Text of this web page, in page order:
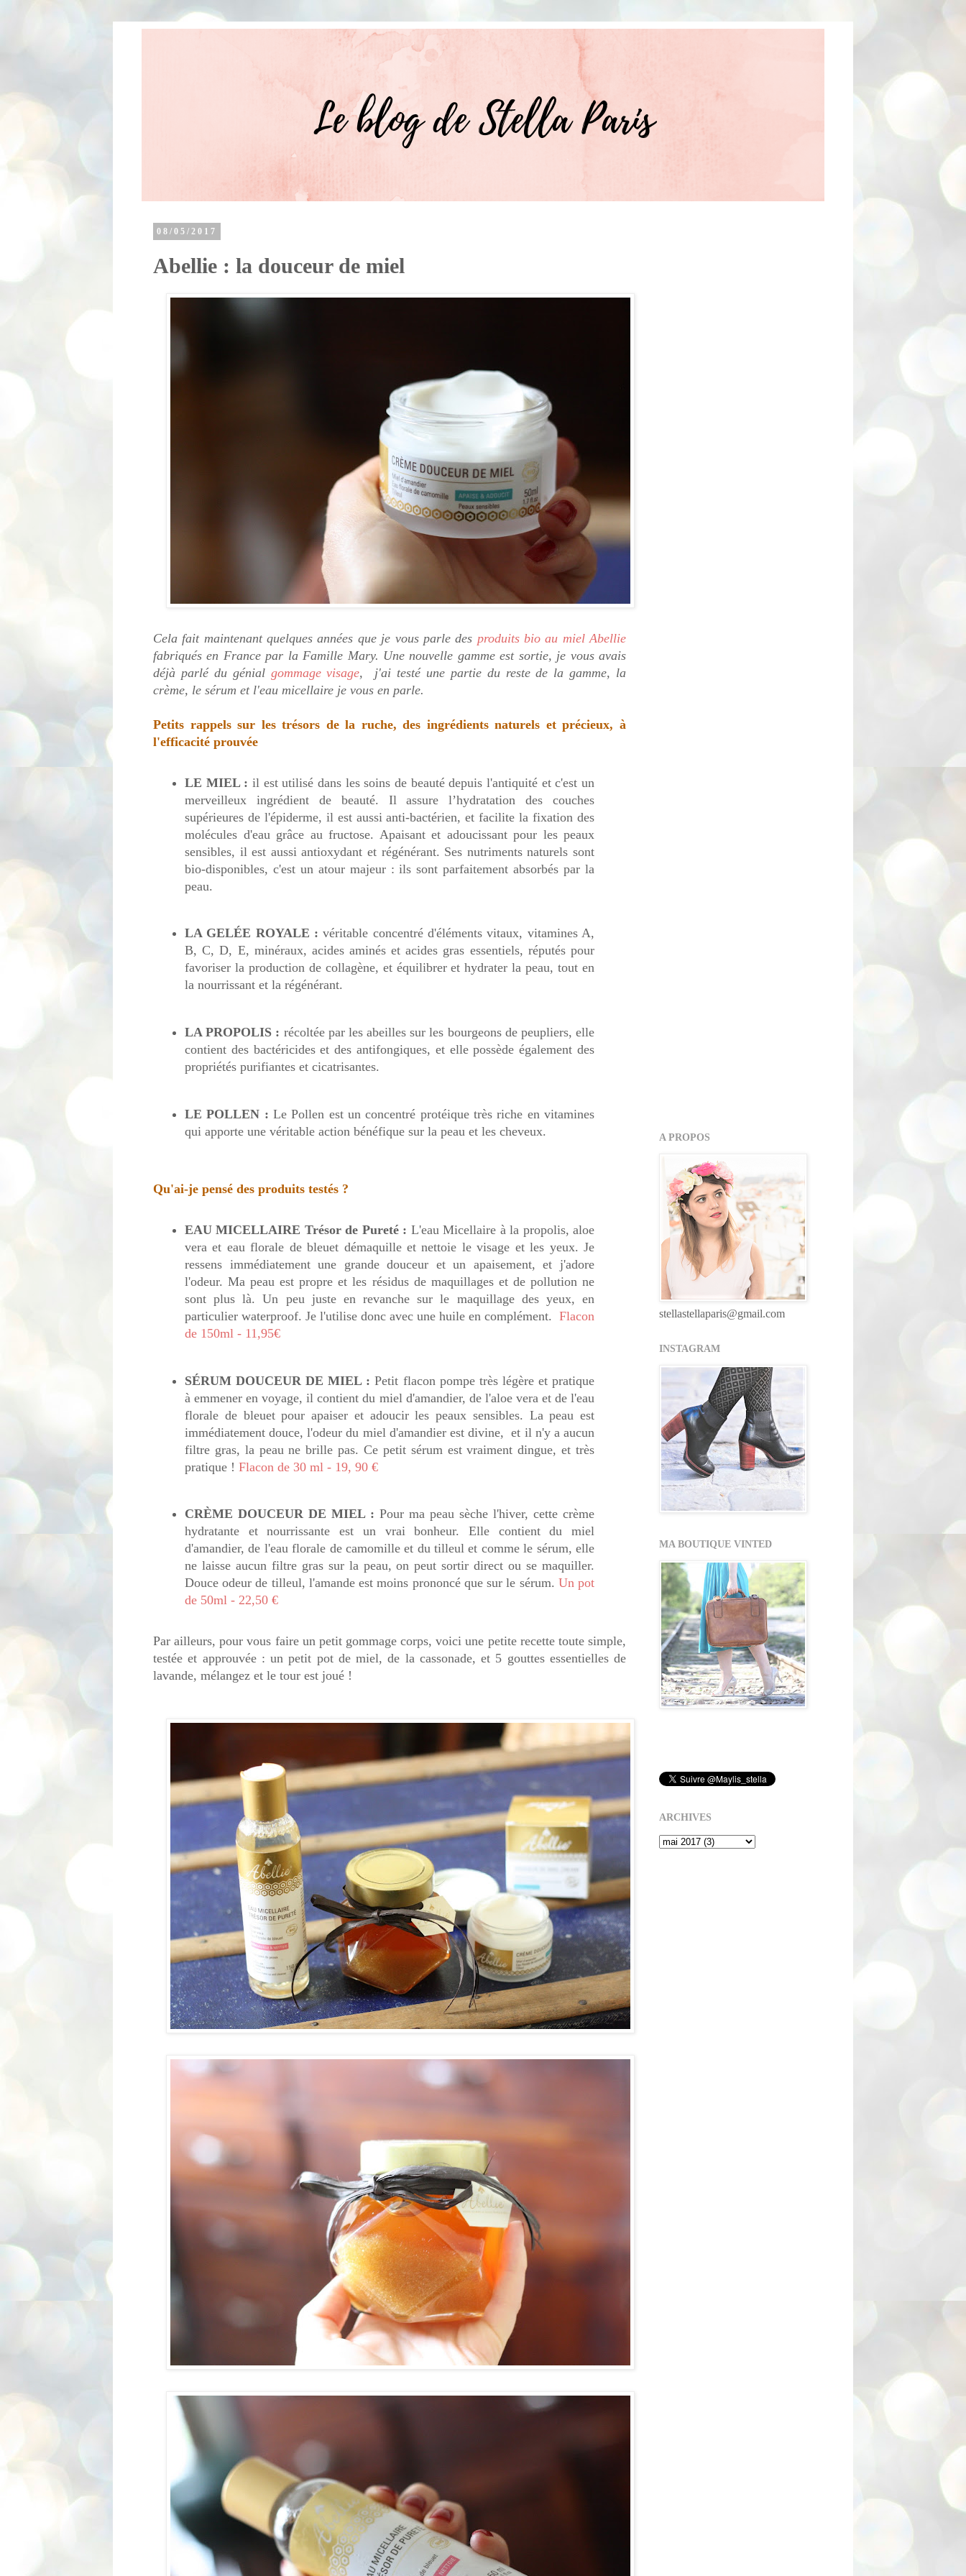
08/05/2017
Abellie : la douceur de miel
Cela fait maintenant quelques années que je vous parle des produits bio au miel Abellie
fabriqués en France par la Famille Mary. Une nouvelle gamme est sortie, je vous avais
déjà parlé du génial gommage visage, j'ai testé une partie du reste de la gamme, la
crème, le sérum et l'eau micellaire je vous en parle.
Petits rappels sur les trésors de la ruche, des ingrédients naturels et précieux, à
l'efficacité prouvée
LE MIEL : il est utilisé dans les soins de beauté depuis l'antiquité et c'est un
merveilleux ingrédient de beauté. Il assure l’hydratation des couches
supérieures de l'épiderme, il est aussi anti-bactérien, et facilite la fixation des
molécules d'eau grâce au fructose. Apaisant et adoucissant pour les peaux
sensibles, il est aussi antioxydant et régénérant. Ses nutriments naturels sont
bio-disponibles, c'est un atour majeur : ils sont parfaitement absorbés par la
peau.
LA GELÉE ROYALE : véritable concentré d'éléments vitaux, vitamines A,
B, C, D, E, minéraux, acides aminés et acides gras essentiels, réputés pour
favoriser la production de collagène, et équilibrer et hydrater la peau, tout en
la nourrissant et la régénérant.
LA PROPOLIS : récoltée par les abeilles sur les bourgeons de peupliers, elle
contient des bactéricides et des antifongiques, et elle possède également des
propriétés purifiantes et cicatrisantes.
LE POLLEN : Le Pollen est un concentré protéique très riche en vitamines
qui apporte une véritable action bénéfique sur la peau et les cheveux.
Qu'ai-je pensé des produits testés ?
EAU MICELLAIRE Trésor de Pureté : L'eau Micellaire à la propolis, aloe
vera et eau florale de bleuet démaquille et nettoie le visage et les yeux. Je
ressens immédiatement une grande douceur et un apaisement, et j'adore
l'odeur. Ma peau est propre et les résidus de maquillages et de pollution ne
sont plus là. Un peu juste en revanche sur le maquillage des yeux, en
particulier waterproof. Je l'utilise donc avec une huile en complément. Flacon
de 150ml - 11,95€
SÉRUM DOUCEUR DE MIEL : Petit flacon pompe très légère et pratique
à emmener en voyage, il contient du miel d'amandier, de l'aloe vera et de l'eau
florale de bleuet pour apaiser et adoucir les peaux sensibles. La peau est
immédiatement douce, l'odeur du miel d'amandier est divine, et il n'y a aucun
filtre gras, la peau ne brille pas. Ce petit sérum est vraiment dingue, et très
pratique ! Flacon de 30 ml - 19, 90 €
CRÈME DOUCEUR DE MIEL : Pour ma peau sèche l'hiver, cette crème
hydratante et nourrissante est un vrai bonheur. Elle contient du miel
d'amandier, de l'eau florale de camomille et du tilleul et comme le sérum, elle
ne laisse aucun filtre gras sur la peau, on peut sortir direct ou se maquiller.
Douce odeur de tilleul, l'amande est moins prononcé que sur le sérum. Un pot
de 50ml - 22,50 €
Par ailleurs, pour vous faire un petit gommage corps, voici une petite recette toute simple,
testée et approuvée : un petit pot de miel, de la cassonade, et 5 gouttes essentielles de
lavande, mélangez et le tour est joué !
A PROPOS
stellastellaparis@gmail.com
INSTAGRAM
MA BOUTIQUE VINTED
ARCHIVES